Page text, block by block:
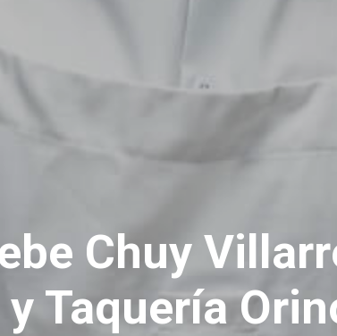
Chuy
Taquería